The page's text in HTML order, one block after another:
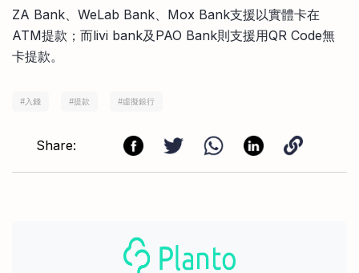
ZA Bank、WeLab Bank、Mox Bank支援以實體卡在
ATM提款；而livi bank及PAO Bank則支援用QR Code無
卡提款。
# 入錢 #提款 #虛擬銀行
Share: